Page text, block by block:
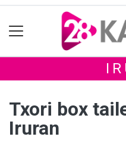
Txori box
Iruran